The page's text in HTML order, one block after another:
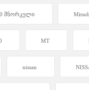
შნორკელი
MT
nissan